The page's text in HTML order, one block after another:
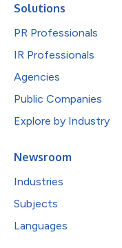
Solutions
PR Professionals
IR Professionals
Agencies
Public Companies
Explore by Industry
Newsroom
Industries
Subjects
Languages